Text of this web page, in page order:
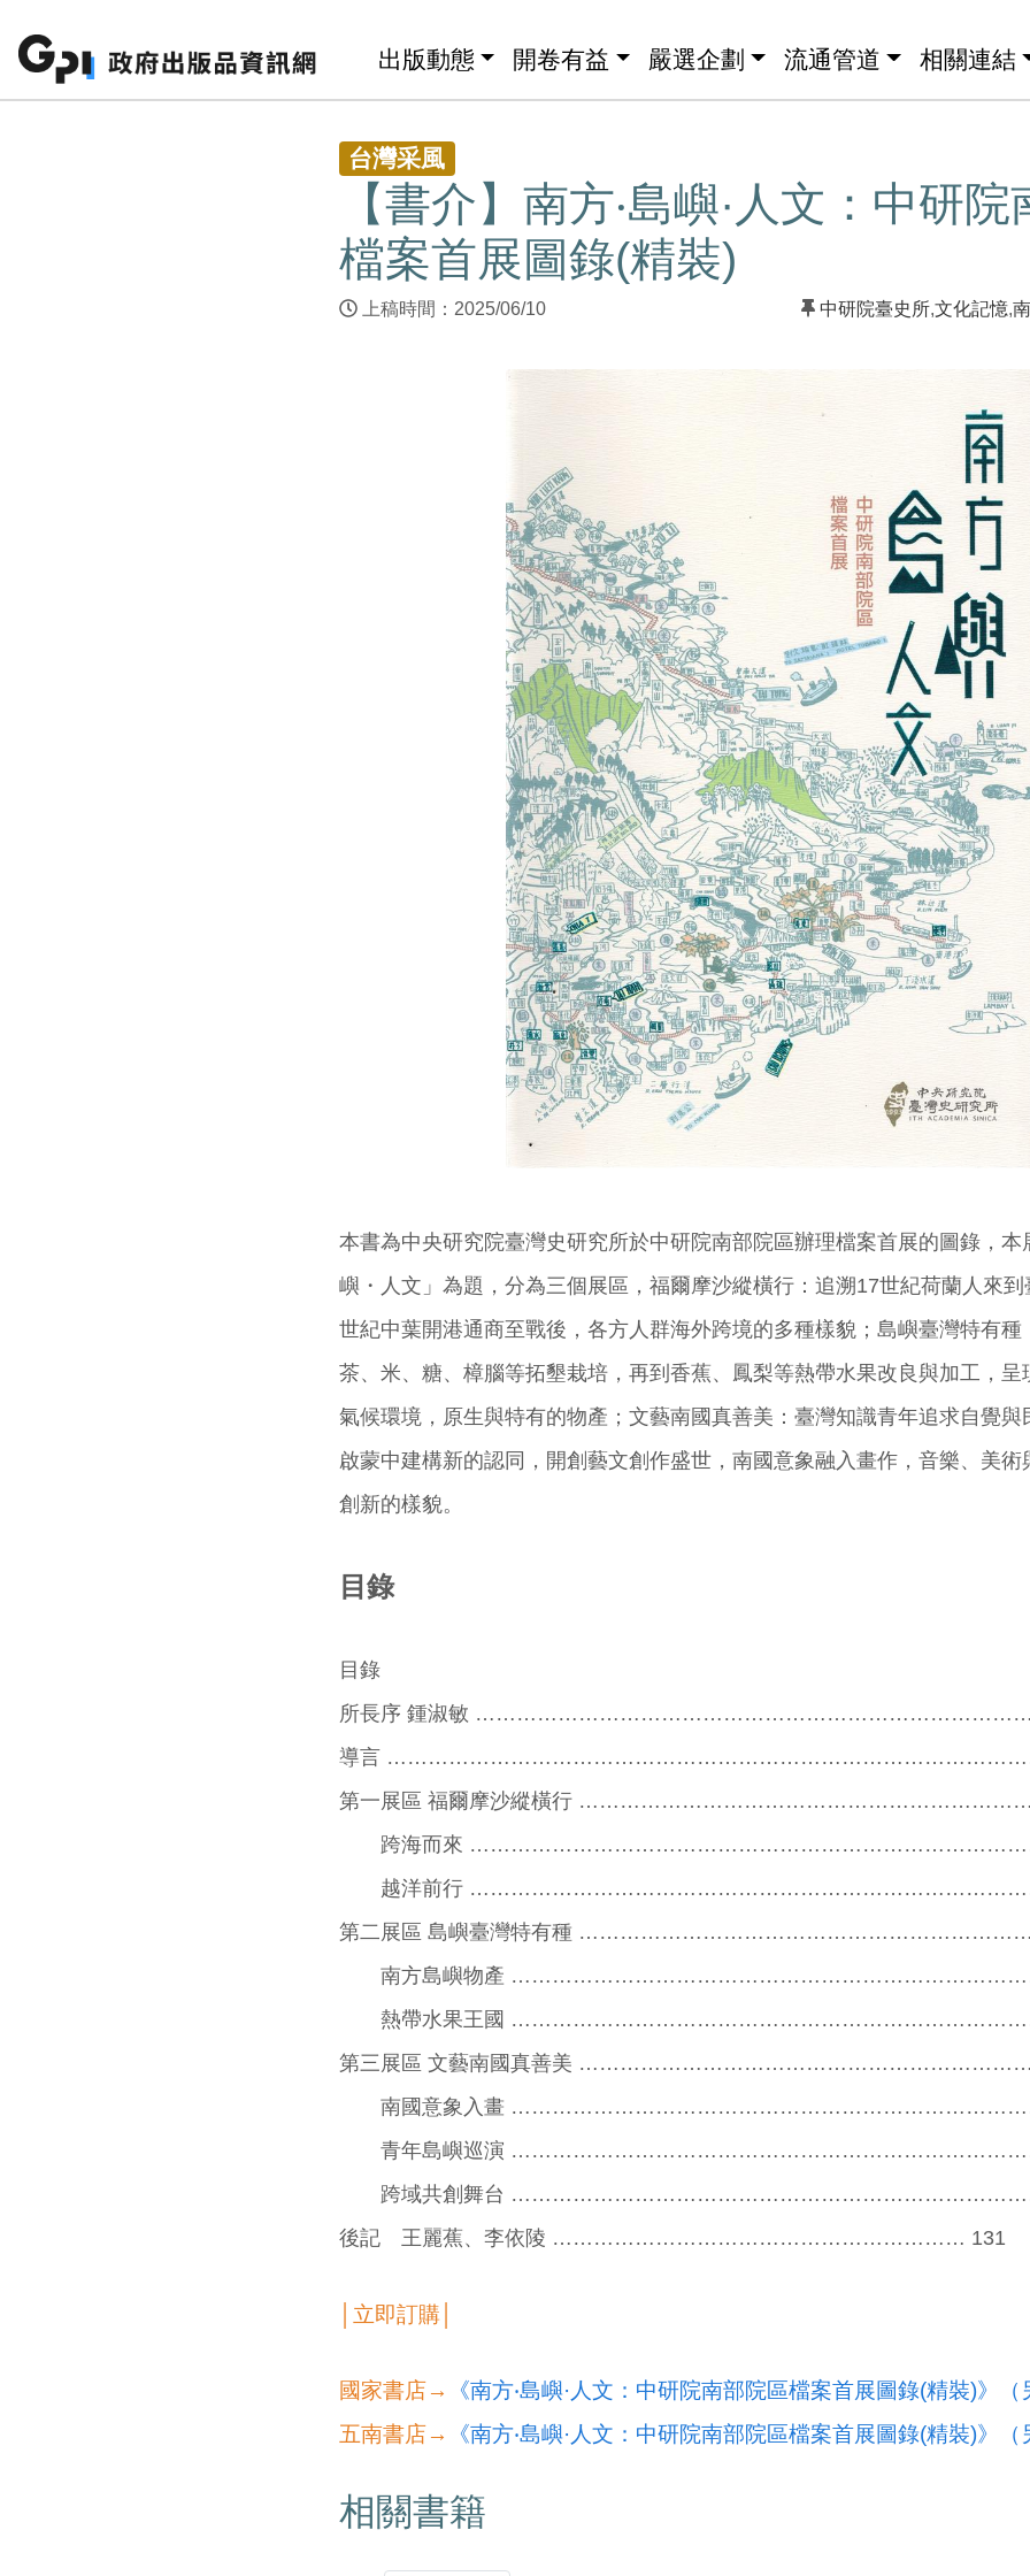
出版動態 開卷有益 嚴選企劃 流通管道 相關連結
台灣采風
【書介】南方‧島嶼·人文：中研
檔案首展圖錄(精裝)
上稿時間：2025/06/10 中研院臺史所,文化記憶,
本書為中央研究院臺灣史研究所於中研院南部院區辦理檔案首展的圖錄，本
嶼・人文」為題，分為三個展區，福爾摩沙縱橫行：追溯17世紀荷蘭人來
世紀中葉開港通商至戰後，各方人群海外跨境的多種樣貌；島嶼臺灣特有種
茶、米、糖、樟腦等拓墾栽培，再到香蕉、鳳梨等熱帶水果改良與加工，呈
氣候環境，原生與特有的物產；文藝南國真善美：臺灣知識青年追求自覺與
啟蒙中建構新的認同，開創藝文創作盛世，南國意象融入畫作，音樂、美術
創新的樣貌。
目錄
目錄
所長序 鍾淑敏
導言
第一展區 福爾摩沙縱橫行
跨海而來
越洋前行
第二展區 島嶼臺灣特有種
南方島嶼物產
熱帶水果王國
第三展區 文藝南國真善美
南國意象入畫
青年島嶼巡演
跨域共創舞台
後記 王麗蕉、李依陵 …………………………………………………… 131
│立即訂購│
國家書店→
《南方‧島嶼·人文：中研院南部院區檔案首展圖錄(精裝)》（
五南書店→
《南方‧島嶼·人文：中研院南部院區檔案首展圖錄(精裝)》（
相關書籍